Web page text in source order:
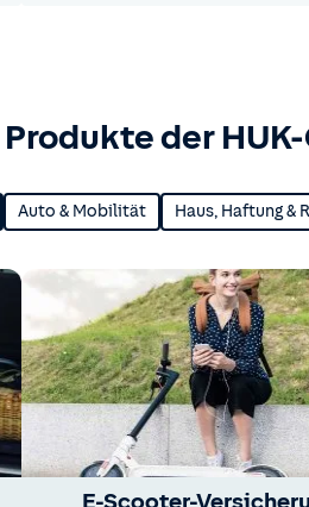
Produkte der
Auto & Mobilität Haus, Haftung &
E-Scooter-